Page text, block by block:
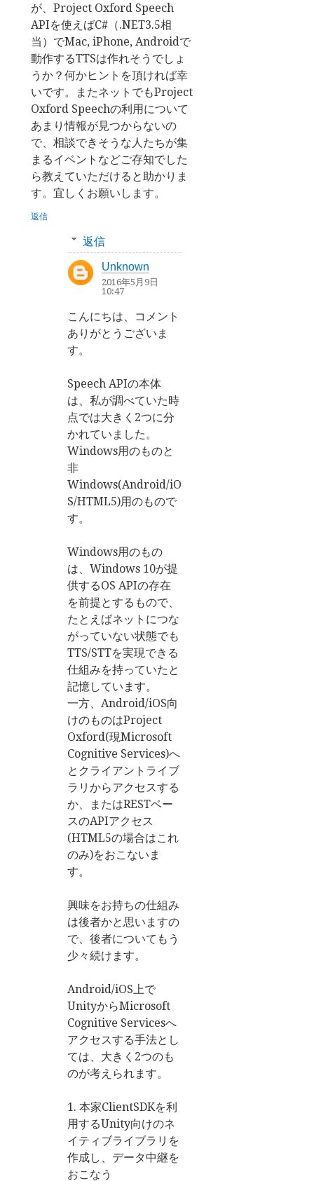
が、Project Oxford Speech
APIを使えばC#（.NET3.5相
当）でMac, iPhone, Androidで
動作するTTSは作れそうでしょ
うか？何かヒントを頂ければ幸
いです。またネットでもProject
Oxford Speechの利用について
あまり情報が見つからないの
で、相談できそうな人たちが集
まるイベントなどご存知でした
ら教えていただけると助かりま
す。宜しくお願いします。
返信
返信
Unknown
2016年5月9日
10:47
こんにちは、コメント
ありがとうございま
す。
Speech APIの本体
は、私が調べていた時
点では大きく2つに分
かれていました。
Windows用のものと
非
Windows(Android/iO
S/HTML5)用のもので
す。
Windows用のもの
は、Windows 10が提
供するOS APIの存在
を前提とするもので、
たとえばネットにつな
がっていない状態でも
TTS/STTを実現できる
仕組みを持っていたと
記憶しています。
一方、Android/iOS向
けのものはProject
Oxford(現Microsoft
Cognitive Services)へ
とクライアントライブ
ラリからアクセスする
か、またはRESTベー
スのAPIアクセス
(HTML5の場合はこれ
のみ)をおこないま
す。
興味をお持ちの仕組み
は後者かと思いますの
で、後者についてもう
少々続けます。
Android/iOS上で
UnityからMicrosoft
Cognitive Servicesへ
アクセスする手法とし
ては、大きく2つのも
のが考えられます。
1. 本家ClientSDKを利
用するUnity向けのネ
イティブライブラリを
作成し、データ中継を
おこなう